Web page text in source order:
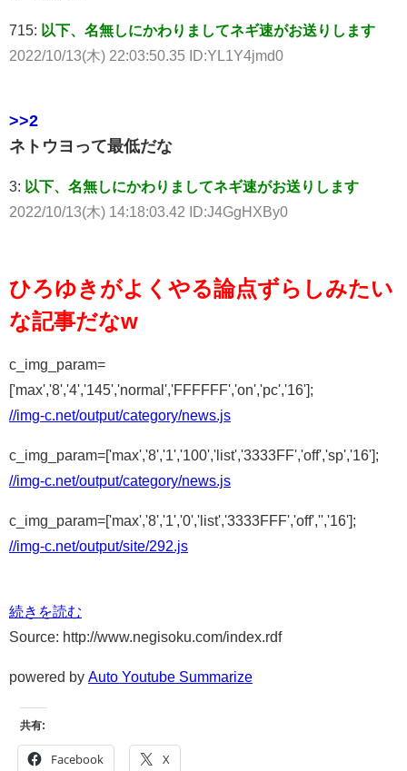
715: 以下、名無しにかわりましてネギ速がお送りします
2022/10/13(木) 22:03:50.35 ID:YL1Y4jmd0
>>2
ネトウヨって最低だな
3: 以下、名無しにかわりましてネギ速がお送りします
2022/10/13(木) 14:18:03.42 ID:J4GgHXBy0
ひろゆきがよくやる論点ずらしみたい
な記事だなw
c_img_param=
['max','8','4','145','normal','FFFFFF','on','pc','16'];
//img-c.net/output/category/news.js
c_img_param=['max','8','1','100','list','3333FF','off','sp','16'];
//img-c.net/output/category/news.js
c_img_param=['max','8','1','0','list','3333FFF','off','','16'];
//img-c.net/output/site/292.js
続きを読む
Source: http://www.negisoku.com/index.rdf
powered by Auto Youtube Summarize
共有:
Facebook X